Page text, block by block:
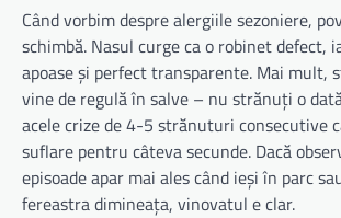
Când vorbim despre alergiile sezoniere,
schimbă. Nasul curge ca o robinet defect,
apoase și perfect transparente. Mai mult,
vine de regulă în salve – nu strănuți o
acele crize de 4-5 strănuturi consecutive
suflare pentru câteva secunde. Dacă
episoade apar mai ales când ieși în parc
fereastra dimineața, vinovatul e clar.